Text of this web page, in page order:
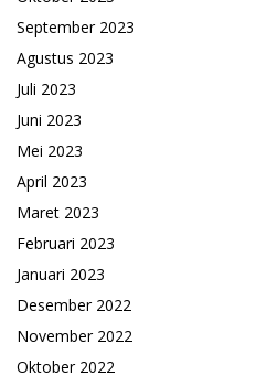
September 2023
Agustus 2023
Juli 2023
Juni 2023
Mei 2023
April 2023
Maret 2023
Februari 2023
Januari 2023
Desember 2022
November 2022
Oktober 2022